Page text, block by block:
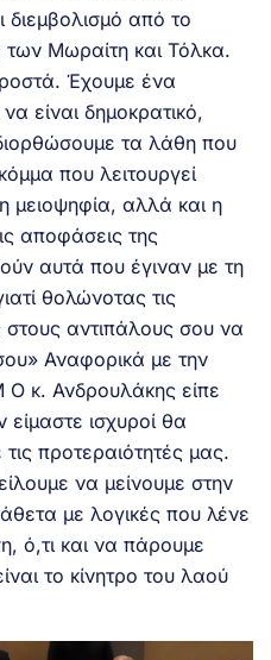
από το
των Μωραίτη και Τόλκα.
Έχουμε ένα
είναι δημοκρατικό,
τα λάθη που
που λειτουργεί
μειοψηφία, αλλά και η
αποφάσεις της
αυτά που έγιναν με τη
θολώνοτας τις
στους αντιπάλους σου να
Αναφορικά με την
κ. Ανδρουλάκης είπε
ισχυροί θα
προτεραιότητές μας.
να μείνουμε στην
με λογικές που λένε
ό,τι και να πάρουμε
το κίνητρο του λαού